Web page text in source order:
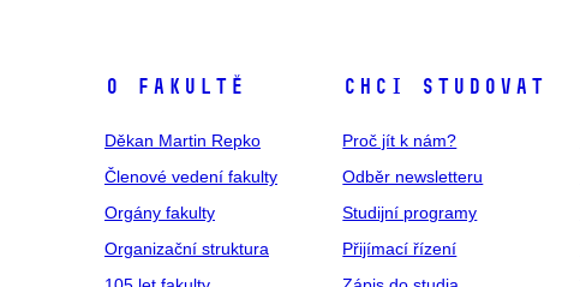
O fakultě
Děkan Martin Repko
Členové vedení fakulty
Orgány fakulty
Organizační struktura
Chci studovat
Proč jít k nám?
Odběr newsletteru
Studijní programy
Přijímací řízení